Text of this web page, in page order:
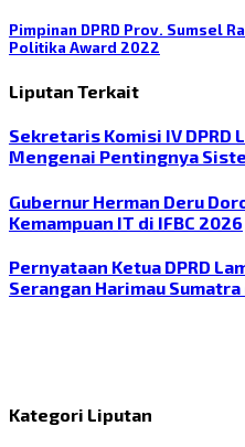
Pimpinan DPRD Prov. Sumsel
Politika Award 2022
Liputan Terkait
Sekretaris Komisi IV DPRD
Mengenai Pentingnya
Gubernur Herman Deru
Kemampuan IT di IFBC 2026
Pernyataan Ketua DPRD
Serangan Harimau
Kategori Liputan